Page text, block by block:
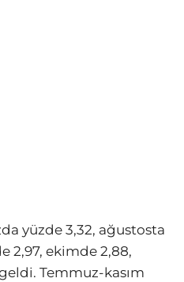
yüzde 3,32, ağustosta
2,97, ekimde 2,88,
Temmuz-kasım